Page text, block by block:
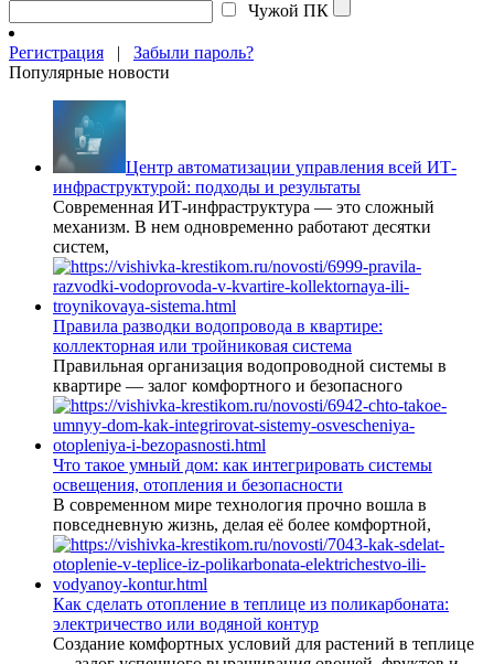
Чужой ПК
Регистрация | Забыли пароль?
Популярные новости
Центр автоматизации управления всей ИТ-
инфраструктурой: подходы и результаты
Современная ИТ-инфраструктура — это сложный
механизм. В нем одновременно работают десятки
систем,
Правила разводки водопровода в квартире:
коллекторная или тройниковая система
Правильная организация водопроводной системы в
квартире — залог комфортного и безопасного
Что такое умный дом: как интегрировать системы
освещения, отопления и безопасности
В современном мире технология прочно вошла в
повседневную жизнь, делая её более комфортной,
Как сделать отопление в теплице из поликарбоната:
электричество или водяной контур
Создание комфортных условий для растений в теплице